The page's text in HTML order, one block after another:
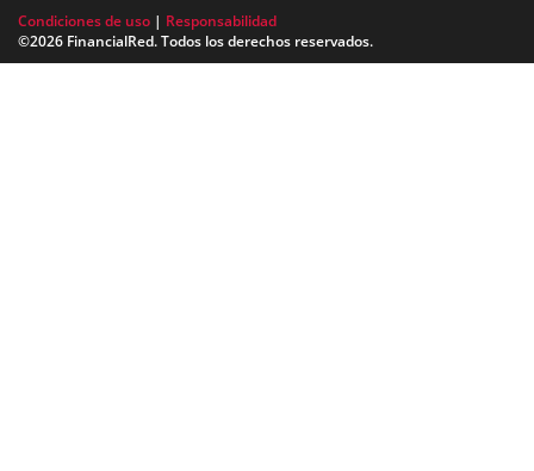
Condiciones de uso | Responsabilidad
©2026 FinancialRed. Todos los derechos reservados.